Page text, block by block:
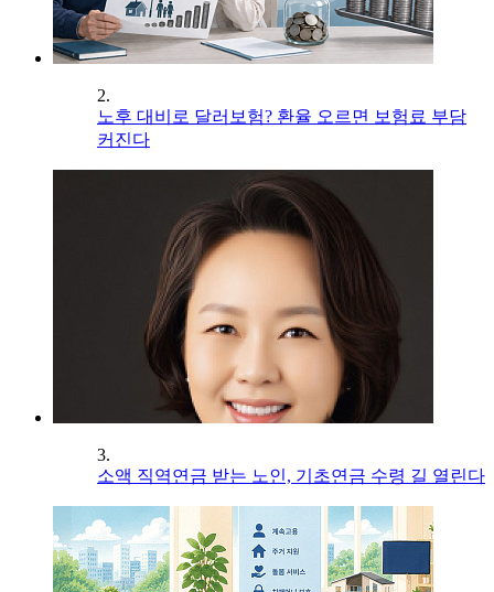
2.
노후 대비로 달러보험? 환율 오르면 보험료 부담
커진다
3.
소액 직역연금 받는 노인, 기초연금 수령 길 열린다